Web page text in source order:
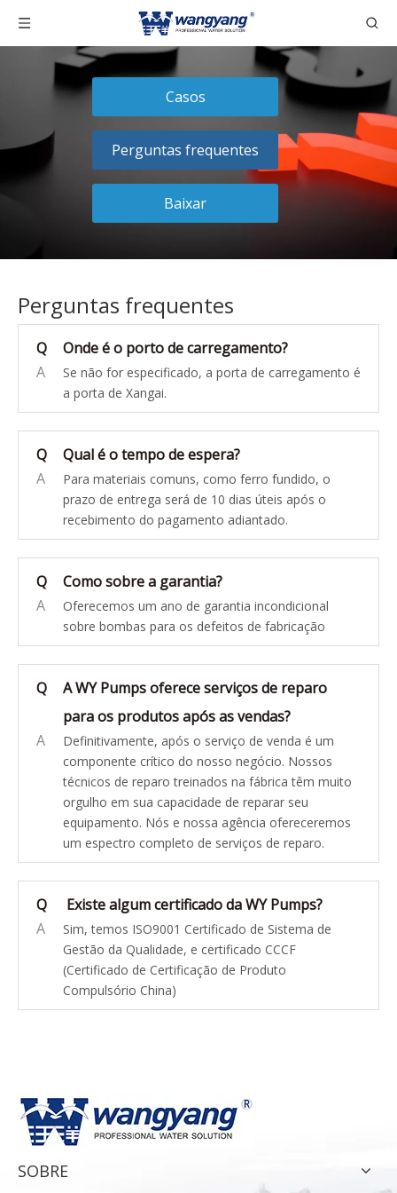
Casos
Perguntas frequentes
Baixar
Perguntas frequentes
Q
Onde é o porto de carregamento?
A
Se não for especificado, a porta de carregamento é
a porta de Xangai.
Q
Qual é o tempo de espera?
A
Para materiais comuns, como ferro fundido, o
prazo de entrega será de 10 dias úteis após o
recebimento do pagamento adiantado.
Q
Como sobre a garantia?
A
Oferecemos um ano de garantia incondicional
sobre bombas para os defeitos de fabricação
Q
A WY Pumps oferece serviços de reparo
para os produtos após as vendas?
A
Definitivamente, após o serviço de venda é um
componente crítico do nosso negócio. Nossos
técnicos de reparo treinados na fábrica têm muito
orgulho em sua capacidade de reparar seu
equipamento. Nós e nossa agência ofereceremos
um espectro completo de serviços de reparo.
Q
Existe algum certificado da WY Pumps?
A
Sim, temos ISO9001 Certificado de Sistema de
Gestão da Qualidade, e certificado CCCF
(Certificado de Certificação de Produto
Compulsório China)
SOBRE